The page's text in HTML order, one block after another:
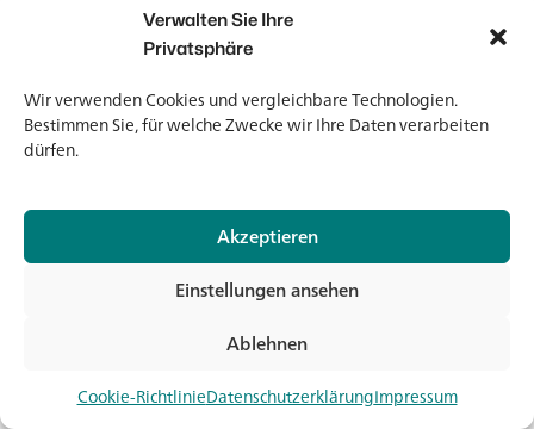
Verwalten Sie Ihre
Privatsphäre
Wir verwenden Cookies und vergleichbare Technologien.
Bestimmen Sie, für welche Zwecke wir Ihre Daten verarbeiten
dürfen.
Akzeptieren
Ablehnen
Einstellungen ansehen
Cookie-RichtlinieDatenschutzerklärungImpressum
Newsletter
Newsletter
© 2026 Banholzer AG
Impressum
Datenschutz
AGB